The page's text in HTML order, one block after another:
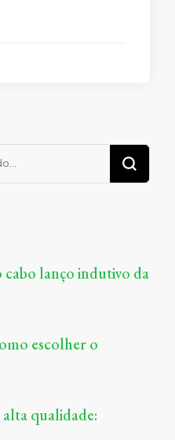
cabo lanço indutivo da
escolher o
qualidade: